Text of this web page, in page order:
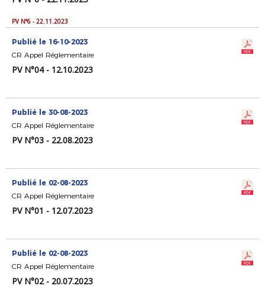
PV N°6 - 22.11.2023
Publié le 16-10-2023
CR Appel Réglementaire
PV N°04 - 12.10.2023
Publié le 30-08-2023
CR Appel Réglementaire
PV N°03 - 22.08.2023
Publié le 02-08-2023
CR Appel Réglementaire
PV N°01 - 12.07.2023
Publié le 02-08-2023
CR Appel Réglementaire
PV N°02 - 20.07.2023